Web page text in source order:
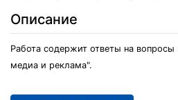
Описание
Работа содержит ответы на
медиа и реклама".